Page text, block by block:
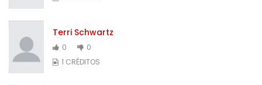
Terri Schwartz
0
0
1 CRÉDITOS